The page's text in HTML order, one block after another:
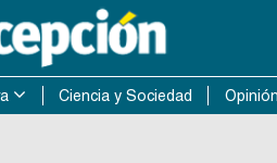
Ciencia y Sociedad Opinión